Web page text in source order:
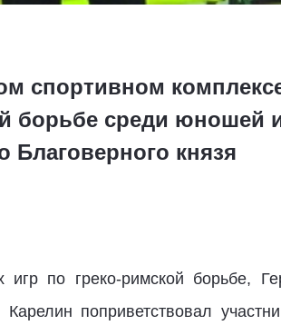
спортивном
борьбе среди юношей
Благоверного князя
по греко-римской борьбе,
поприветствовал